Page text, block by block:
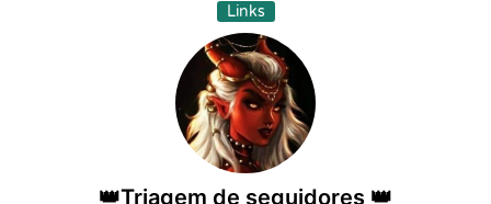
Links
👑Triagem de seguidores 👑